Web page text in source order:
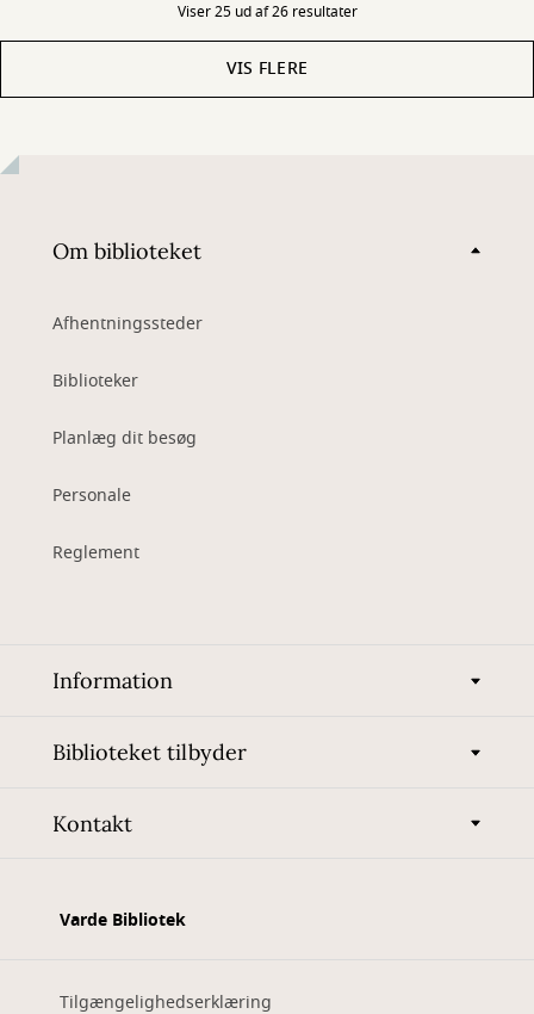
Viser 25 ud af 26 resultater
VIS FLERE
Om biblioteket
Afhentningssteder
Biblioteker
Planlæg dit besøg
Personale
Reglement
Information
Biblioteket tilbyder
Kontakt
Varde Bibliotek
Tilgængelighedserklæring